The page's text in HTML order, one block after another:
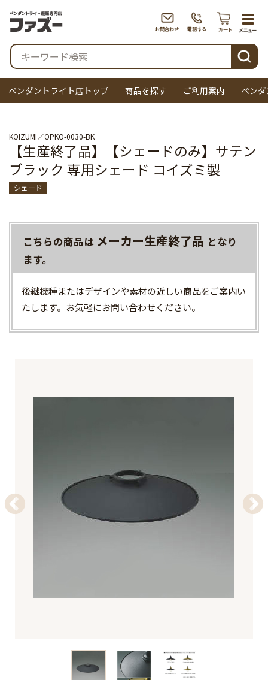
検索
ペンダントライト店トップ 商品を探す ご利用案内 ペン
KOIZUMI OPKO-0030-BK
【生産終了品】【シェードのみ】サテン
ブラック 専用シェード コイズミ製
シェード
こちらの商品は メーカー生産終了品 となり
ます。
後継機種またはデザインや素材の近しい商品をご案内い
たします。お気軽にお問い合わせください。